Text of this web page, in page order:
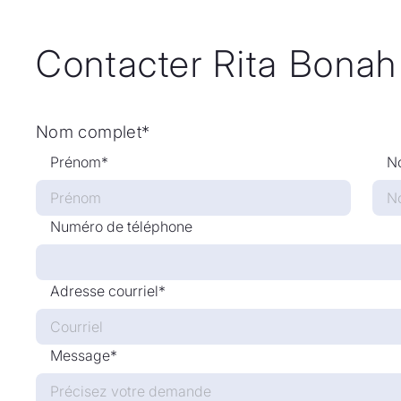
Contacter Rita Bonah
Nom complet*
Prénom*
Numéro de téléphone
Adresse courriel*
Message*